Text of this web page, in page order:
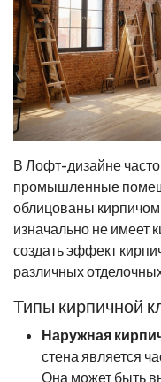
В Лофт-дизайне
промышленные
облицованы
изначально не имеет
создать эффект
различных
Типы кирпичной
Наружная
стена является
Она может быть